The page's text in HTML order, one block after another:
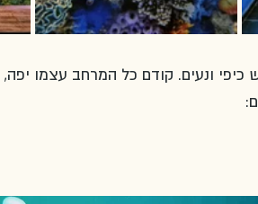
כיפי ונעים. קודם כל המרחב עצמו